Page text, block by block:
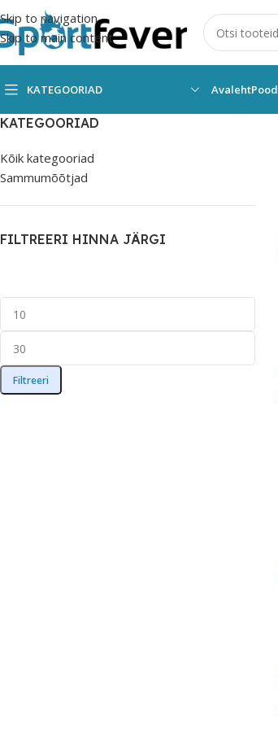
Skip to navigation
Skip to main content
KATEGOORIAD AvalehtPood
KATEGOORIAD
Kõik kategooriad
Sammumõõtjad
FILTREERI HINNA JÄRGI
Filtreeri